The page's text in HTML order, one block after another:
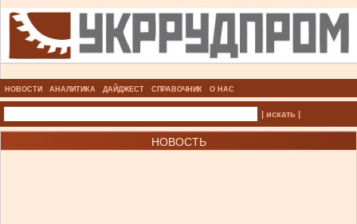
НОВОСТИ АНАЛИТИКА ДАЙДЖЕСТ СПРАВОЧНИК О НАС
| искать |
НОВОСТЬ